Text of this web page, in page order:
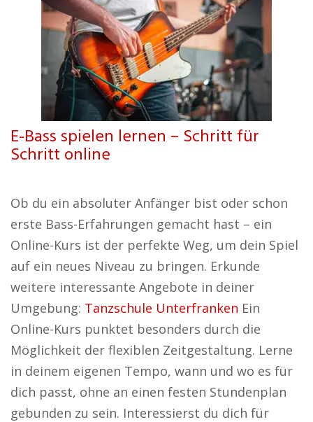
E-Bass spielen lernen – Schritt für
Schritt online
Ob du ein absoluter Anfänger bist oder schon
erste Bass-Erfahrungen gemacht hast – ein
Online-Kurs ist der perfekte Weg, um dein Spiel
auf ein neues Niveau zu bringen. Erkunde
weitere interessante Angebote in deiner
Umgebung: Tanzschule Unterfranken Ein
Online-Kurs punktet besonders durch die
Möglichkeit der flexiblen Zeitgestaltung. Lerne
in deinem eigenen Tempo, wann und wo es für
dich passt, ohne an einen festen Stundenplan
gebunden zu sein. Interessierst du dich für